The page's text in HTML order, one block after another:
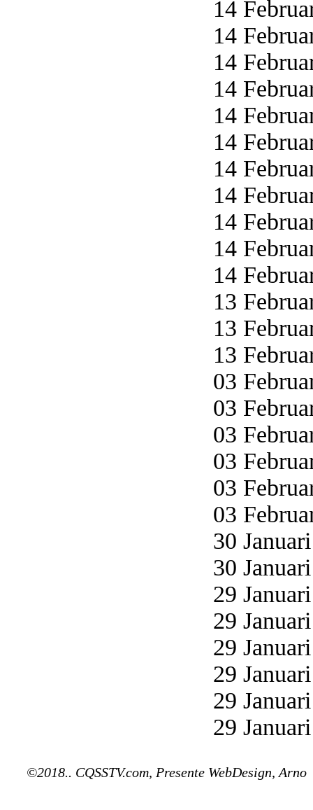
14
14
14
14
14
14
14
14
14
14
14
13
13
13
03
03
03
03
03
03
30
30
29
29
29
29
29
29
©2018.. CQSSTV.com, Presente WebDesign, Arno